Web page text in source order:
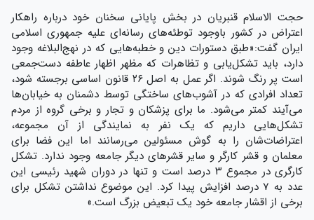
حجت الاسلام قنبریان در بخش پایانی سخنان خود درباره راهکار
اعتراض در کشور باوجود توطئه‌های رسانه‌ای علیه جمهوری اسلامی
ایران گفت:«طبق دستورات دین و خطبه‌هایی که در نهج‌البلاغه وجود
دارد، باید تشکل‌یابی و تظاهرات که مظهر اظهار عاطفه دست‌جمعی
است پر رنگ شوند. اگر عمل به اصل ۲۶ قانون اساسی برجسته شود،
تعداد افرادی که در آشوب‌های ساختگی توسط دشمنان به خیابان‌ها
می‌آیند کمتر می‌شود. ما برای پزشکان و تجار و برخی گروه از مردم
تشکل‌هایی داریم که یک نفر به نمایندگی از آن مجموعه،
اعتراضات‌شان را به گوش مسئولین می‌رسانند اما این فضا برای
معلمان و قشر کارگر و سایر قشرهای دیگر جامعه وجود ندارد. تشکل
کارگری در مجموع ۳ درصد است و تنها در دوران شهید رئیسی این
عدد به ۷ درصد افزایش پیدا کرد. این موضوع نداشتن تشکل برای
برخی از اقشار جامعه خود یک تبعیض بزرگ است.»